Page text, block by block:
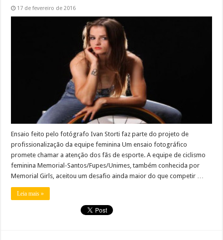
17 de fevereiro de 2016
Ensaio feito pelo fotógrafo Ivan Storti faz parte do projeto de
profissionalização da equipe feminina Um ensaio fotográfico
promete chamar a atenção dos fãs de esporte. A equipe de ciclismo
feminina Memorial-Santos/Fupes/Unimes, também conhecida por
Memorial Girls, aceitou um desafio ainda maior do que competir …
Leia mais »